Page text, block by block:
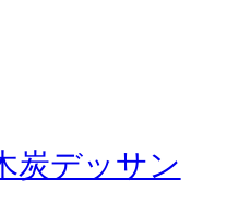
炭デッサン